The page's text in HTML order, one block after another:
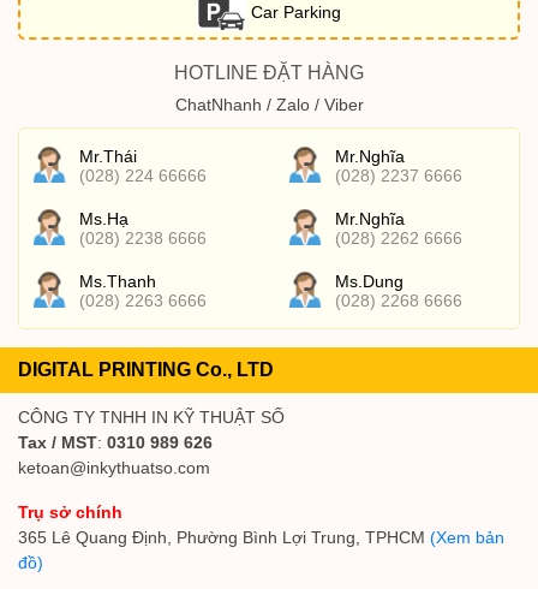
Car Parking
HOTLINE ĐẶT HÀNG
ChatNhanh / Zalo / Viber
Mr.Thái
(028) 224 66666
Mr.Nghĩa
(028) 2237 6666
Ms.Hạ
(028) 2238 6666
Mr.Nghĩa
(028) 2262 6666
Ms.Thanh
(028) 2263 6666
Ms.Dung
(028) 2268 6666
DIGITAL PRINTING Co., LTD
CÔNG TY TNHH IN KỸ THUẬT SỐ
Tax / MST: 0310 989 626
ketoan@inkythuatso.com
Trụ sở chính
365 Lê Quang Định, Phường Bình Lợi Trung, TPHCM (Xem bản
đồ)